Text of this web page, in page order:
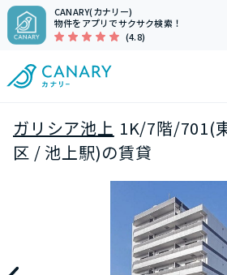
CANARY(カナリー)
物件をアプリでサクサク検索！
(4.8)
ガリシア池上 1K/7階/701(
区 / 池上駅)の賃貸